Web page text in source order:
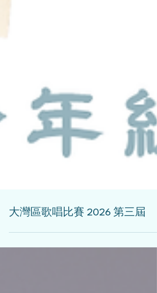
大灣區歌唱比賽 2026 第三屆